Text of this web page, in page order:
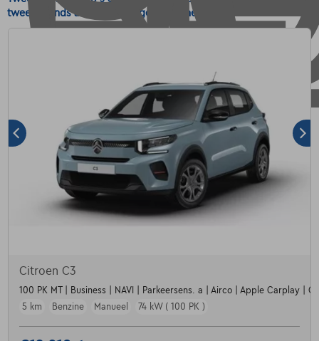
tweedehands auto Stadswagen Benzine
Citroen C3
100 PK MT | Business | NAVI | Parkeersens. a | Airco | Apple Carplay |
5 km
Benzine Manueel 74 kW ( 100 PK )